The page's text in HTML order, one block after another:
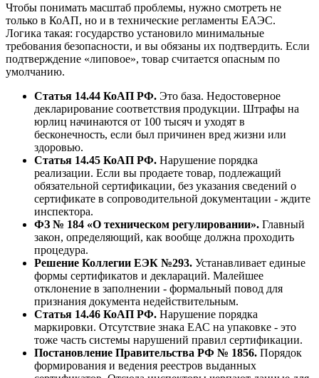
Чтобы понимать масштаб проблемы, нужно смотреть не
только в КоАП, но и в технические регламенты ЕАЭС.
Логика такая: государство установило минимальные
требования безопасности, и вы обязаны их подтвердить. Если
подтверждение «липовое», товар считается опасным по
умолчанию.
Статья 14.44 КоАП РФ. Это база. Недостоверное
декларирование соответствия продукции. Штрафы на
юрлиц начинаются от 100 тысяч и уходят в
бесконечность, если был причинен вред жизни или
здоровью.
Статья 14.45 КоАП РФ. Нарушение порядка
реализации. Если вы продаете товар, подлежащий
обязательной сертификации, без указания сведений о
сертификате в сопроводительной документации - ждите
инспектора.
ФЗ № 184 «О техническом регулировании». Главный
закон, определяющий, как вообще должна проходить
процедура.
Решение Коллегии ЕЭК №293. Устанавливает единые
формы сертификатов и деклараций. Малейшее
отклонение в заполнении - формальный повод для
признания документа недействительным.
Статья 14.46 КоАП РФ. Нарушение порядка
маркировки. Отсутствие знака ЕАС на упаковке - это
тоже часть системы нарушений правил сертификации.
Постановление Правительства РФ № 1856. Порядок
формирования и ведения реестров выданных